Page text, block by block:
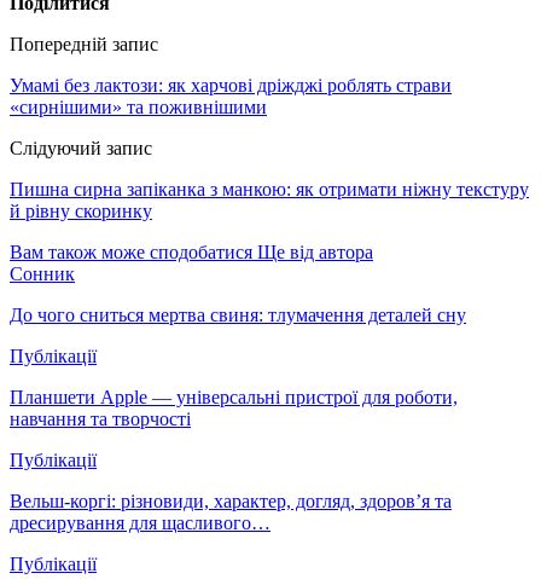
Попередній запис
Умамі без лактози: як харчові дріжджі роблять страви
«сирнішими» та поживнішими
Слідуючий запис
Пишна сирна запіканка з манкою: як отримати ніжну текстуру
й рівну скоринку
Вам також може сподобатися Ще від автора
Сонник
До чого сниться мертва свиня: тлумачення деталей сну
Публікації
Планшети Apple — універсальні пристрої для роботи,
навчання та творчості
Публікації
Вельш-коргі: різновиди, характер, догляд, здоров’я та
дресирування для щасливого…
Публікації